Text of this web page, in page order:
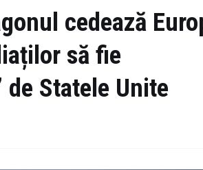
cedează
să fie
de Statele Unite